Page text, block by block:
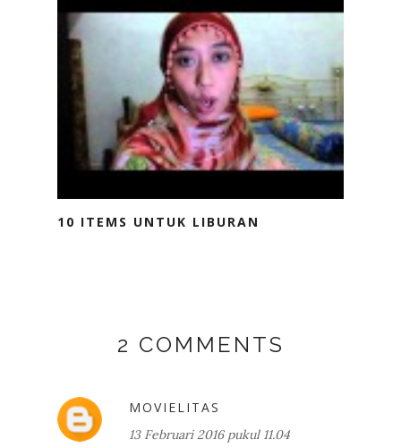
10 ITEMS UNTUK LIBURAN
2 COMMENTS
MOVIELITAS
13 Februari 2016 pukul 11.04